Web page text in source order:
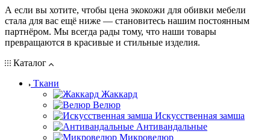
А если вы хотите, чтобы цена экокожи для обивки мебели
стала для вас ещё ниже — становитесь нашим постоянным
партнёром. Мы всегда рады тому, что наши товары
превращаются в красивые и стильные изделия.
Каталог
Ткани
Жаккард
Велюр
Искусственная замша
Антивандальные
Микровелюр